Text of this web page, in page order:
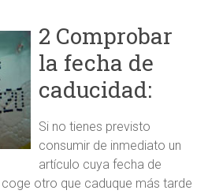
2 Comprobar
la fecha de
caducidad:
Si no tienes previsto
consumir de inmediato un
artículo cuya fecha de
otro que caduque más tarde